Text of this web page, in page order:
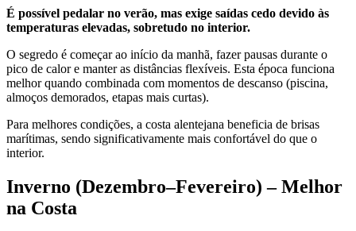
Santiago de Compostela de Bicicleta - Top Bike Tours
8 Dias|4/5
É possível pedalar no verão, mas exige saídas cedo devido às
temperaturas elevadas, sobretudo no interior.
O segredo é começar ao início da manhã, fazer pausas durante o
pico de calor e manter as distâncias flexíveis. Esta época funciona
melhor quando combinada com momentos de descanso (piscina,
almoços demorados, etapas mais curtas).
Para melhores condições, a costa alentejana beneficia de brisas
marítimas, sendo significativamente mais confortável do que o
interior.
Inverno (Dezembro–Fevereiro) – Melhor
na Costa